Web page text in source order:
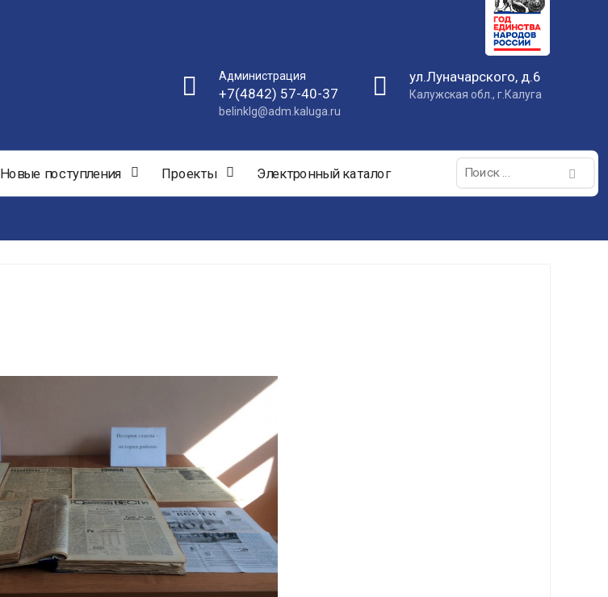
Администрация
+7(4842) 57-40-37
belinklg@adm.kaluga.ru
ул.Луначарского, д.6
Калужская обл., г.Калуга
Новые поступления Проекты Электронный каталог
Поиск: